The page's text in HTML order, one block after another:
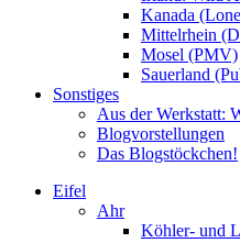
Kanada
Mittelrhein
Mosel (PMV)
Sauerland
Sonstiges
Aus der Werkstatt:
Blogvorstellungen
Das Blogstöckchen!
Eifel
Ahr
Köhler- und